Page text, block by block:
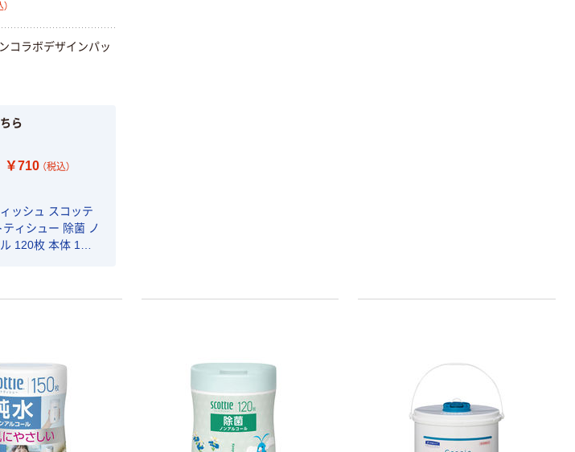
コラボデザインパッ
ら
￥710 （税込）
ッシュ スコッテ
ティシュー 除菌 ノ
120枚 本体 1個